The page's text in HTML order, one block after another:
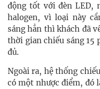
động tốt với đèn LED,
halogen, vì loại này
sáng hẳn thì khách đã
thời gian chiếu sáng 15
đủ.
Ngoài ra, hệ thống
có một nhược điểm, đó